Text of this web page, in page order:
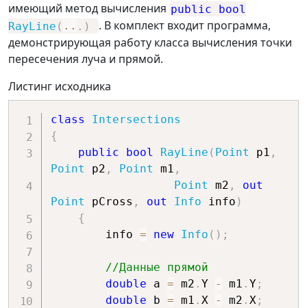
имеющий метод вычисления public
bool
RayLine ( .. . )
. В комплект входит программа,
демонстрирующая работу класса вычисления точки
пересечения луча и прямой.
Листинг исходника
class
Intersections
{
public
bool RayLine ( Point p1 ,
Point p2 , Point m1 ,
Point m2 ,
out
Point pCross , out Info info )
{
        info
= new Info ( ) ;
//Данные прямой
double a = m2 . Y - m1 . Y;
double b = m1 . X - m2 . X;